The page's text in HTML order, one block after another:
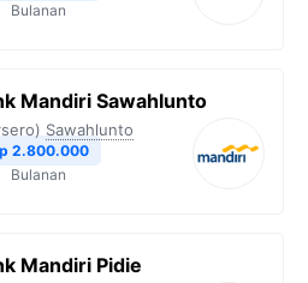
Bulanan
Mandiri Sawahlunto
Sawahlunto
2.800.000
Bulanan
Mandiri Pidie